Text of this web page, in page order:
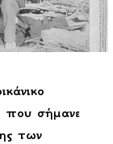
που σήμανε
των